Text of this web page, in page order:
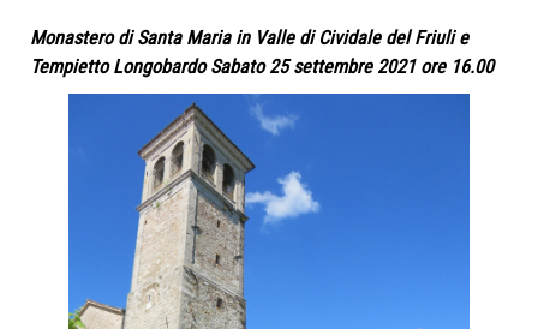
Monastero di Santa Maria in Valle di Cividale del Friuli e
Tempietto Longobardo Sabato 25 settembre 2021 ore 16.00